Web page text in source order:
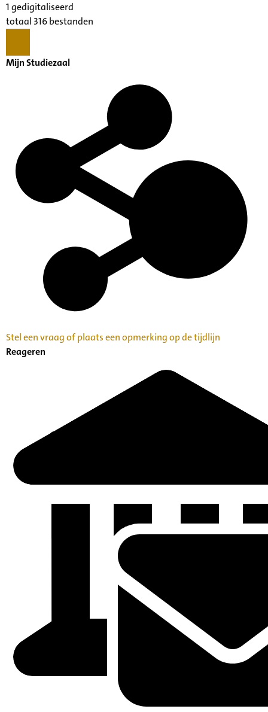
1 gedigitaliseerd
totaal 316 bestanden
Mijn Studiezaal
Stel een vraag of plaats een opmerking op de tijdlijn
Reageren